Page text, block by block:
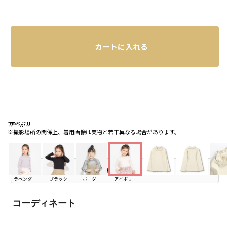
アイボリー
※撮影場所の関係上、着用画像は実物と若干異なる場合があります。
アイボリー
アイボリー
ラベンダー ブラック ボーダー アイボリー
コーディネート
カートに入れる
お気に入り追加